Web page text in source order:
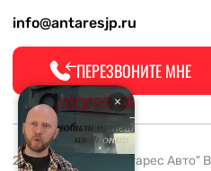
info@antaresjp.ru
ПЕРЕЗВОНИТЕ МНЕ
2008-2026 ООО "Антарес Авто"